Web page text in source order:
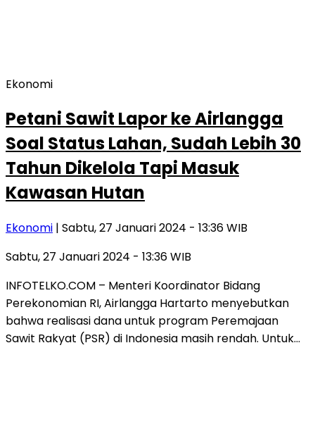
Ekonomi
Petani Sawit Lapor ke Airlangga
Soal Status Lahan, Sudah Lebih 30
Tahun Dikelola Tapi Masuk
Kawasan Hutan
Ekonomi | Sabtu, 27 Januari 2024 - 13:36 WIB
Sabtu, 27 Januari 2024 - 13:36 WIB
INFOTELKO.COM – Menteri Koordinator Bidang
Perekonomian RI, Airlangga Hartarto menyebutkan
bahwa realisasi dana untuk program Peremajaan
Sawit Rakyat (PSR) di Indonesia masih rendah. Untuk…